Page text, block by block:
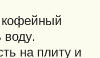
кофейный
на плиту и